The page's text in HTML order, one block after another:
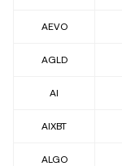
AEVO
AGLD
AI
AIXBT
ALGO